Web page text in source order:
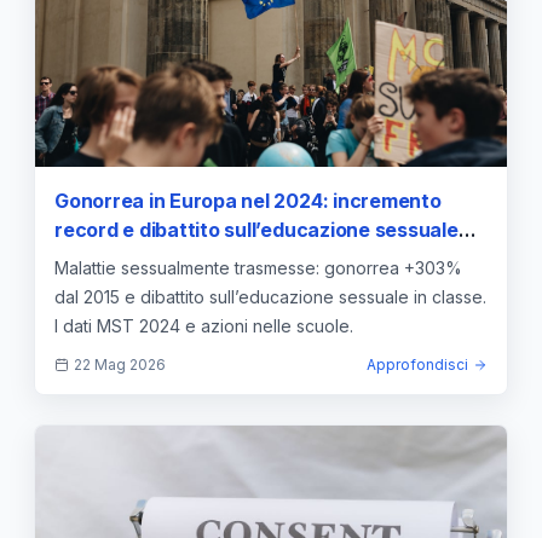
Gonorrea in Europa nel 2024: incremento
record e dibattito sull’educazione sessuale
nelle scuole
Malattie sessualmente trasmesse: gonorrea +303%
dal 2015 e dibattito sull’educazione sessuale in classe.
I dati MST 2024 e azioni nelle scuole.
22 Mag 2026 Approfondisci